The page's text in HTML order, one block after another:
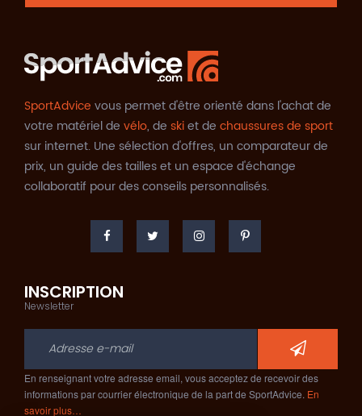
SportAdvice vous permet d'être orienté dans l'achat de
votre matériel de vélo, de skiet de chaussures de sport
sur internet. Une sélection d'offres, un comparateur de
prix, un guide des tailles et un espace d'échange
collaboratif pour des conseils personnalisés.
INSCRIPTION
Newsletter
En renseignant votre adresse email, vous acceptez de recevoir des
informations par courrier électronique de la part de SportAdvice. En
savoir plus…